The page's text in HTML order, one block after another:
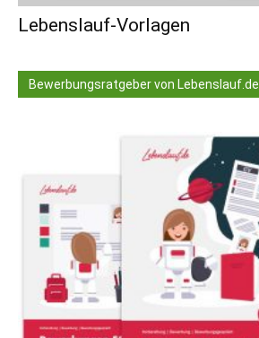
Lebenslauf-Vorlagen
Bewerbungsratgeber von Lebenslauf.de